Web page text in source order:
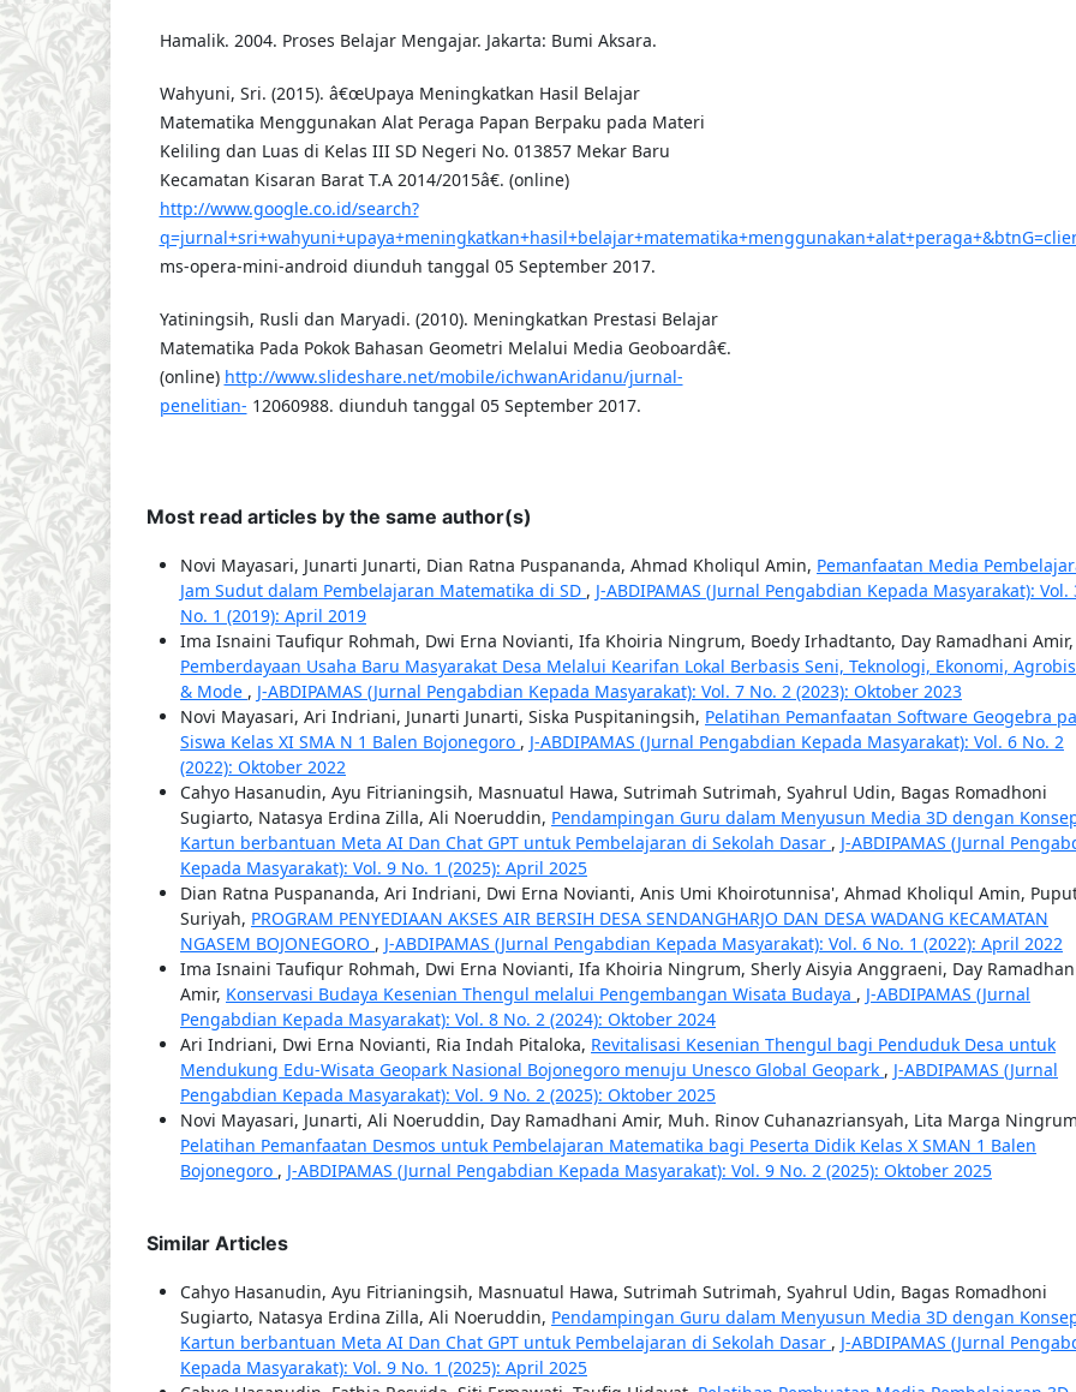
Hamalik. 2004. Proses Belajar Mengajar. Jakarta: Bumi Aksara.
Wahyuni, Sri. (2015). â€œUpaya Meningkatkan Hasil Belajar
Matematika Menggunakan Alat Peraga Papan Berpaku pada Materi
Keliling dan Luas di Kelas III SD Negeri No. 013857 Mekar Baru
Kecamatan Kisaran Barat T.A 2014/2015â€. (online)
http://www.google.co.id/search?
ms-opera-mini-android diunduh tanggal 05 September 2017.
Yatiningsih, Rusli dan Maryadi. (2010). Meningkatkan Prestasi Belajar
Matematika Pada Pokok Bahasan Geometri Melalui Media Geoboardâ€.
(online) http://www.slideshare.net/mobile/ichwanAridanu/jurnal-
penelitian- 12060988. diunduh tanggal 05 September 2017.
Most read articles by the same author(s)
Novi Mayasari, Junarti Junarti, Dian Ratna Puspananda, Ahmad Kholiqul Amin, Pemanfaatan Media
Jam Sudut dalam Pembelajaran Matematika di SD , J-ABDIPAMAS (Jurnal Pengabdian Kepada Masyarakat): Vol.
No. 1 (2019): April 2019
Ima Isnaini Taufiqur Rohmah, Dwi Erna Novianti, Ifa Khoiria Ningrum, Boedy Irhadtanto, Day Ramadhani Amir,
Pemberdayaan Usaha Baru Masyarakat Desa Melalui Kearifan Lokal Berbasis Seni, Teknologi, Ekonomi,
& Mode , J-ABDIPAMAS (Jurnal Pengabdian Kepada Masyarakat): Vol. 7 No. 2 (2023): Oktober 2023
Novi Mayasari, Ari Indriani, Junarti Junarti, Siska Puspitaningsih, Pelatihan Pemanfaatan Software Geogebra
Siswa Kelas XI SMA N 1 Balen Bojonegoro , J-ABDIPAMAS (Jurnal Pengabdian Kepada Masyarakat): Vol. 6 No. 2
(2022): Oktober 2022
Cahyo Hasanudin, Ayu Fitrianingsih, Masnuatul Hawa, Sutrimah Sutrimah, Syahrul Udin, Bagas Romadhoni
Sugiarto, Natasya Erdina Zilla, Ali Noeruddin, Pendampingan Guru dalam Menyusun Media 3D dengan
Kartun berbantuan Meta AI Dan Chat GPT untuk Pembelajaran di Sekolah Dasar , J-ABDIPAMAS (Jurnal
Kepada Masyarakat): Vol. 9 No. 1 (2025): April 2025
Dian Ratna Puspananda, Ari Indriani, Dwi Erna Novianti, Anis Umi Khoirotunnisa', Ahmad Kholiqul Amin,
Suriyah, PROGRAM PENYEDIAAN AKSES AIR BERSIH DESA SENDANGHARJO DAN DESA WADANG KECAMATAN
NGASEM BOJONEGORO , J-ABDIPAMAS (Jurnal Pengabdian Kepada Masyarakat): Vol. 6 No. 1 (2022): April 2022
Ima Isnaini Taufiqur Rohmah, Dwi Erna Novianti, Ifa Khoiria Ningrum, Sherly Aisyia Anggraeni, Day
Amir, Konservasi Budaya Kesenian Thengul melalui Pengembangan Wisata Budaya , J-ABDIPAMAS (Jurnal
Pengabdian Kepada Masyarakat): Vol. 8 No. 2 (2024): Oktober 2024
Ari Indriani, Dwi Erna Novianti, Ria Indah Pitaloka, Revitalisasi Kesenian Thengul bagi Penduduk Desa untuk
Mendukung Edu-Wisata Geopark Nasional Bojonegoro menuju Unesco Global Geopark , J-ABDIPAMAS (Jurnal
Pengabdian Kepada Masyarakat): Vol. 9 No. 2 (2025): Oktober 2025
Novi Mayasari, Junarti, Ali Noeruddin, Day Ramadhani Amir, Muh. Rinov Cuhanazriansyah, Lita Marga
Pelatihan Pemanfaatan Desmos untuk Pembelajaran Matematika bagi Peserta Didik Kelas X SMAN 1 Balen
Bojonegoro , J-ABDIPAMAS (Jurnal Pengabdian Kepada Masyarakat): Vol. 9 No. 2 (2025): Oktober 2025
Similar Articles
Cahyo Hasanudin, Ayu Fitrianingsih, Masnuatul Hawa, Sutrimah Sutrimah, Syahrul Udin, Bagas Romadhoni
Sugiarto, Natasya Erdina Zilla, Ali Noeruddin, Pendampingan Guru dalam Menyusun Media 3D dengan
Kartun berbantuan Meta AI Dan Chat GPT untuk Pembelajaran di Sekolah Dasar , J-ABDIPAMAS (Jurnal
Kepada Masyarakat): Vol. 9 No. 1 (2025): April 2025